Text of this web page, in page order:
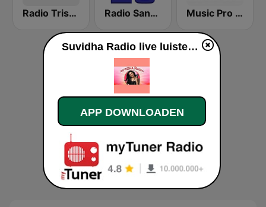
Radio Trishul Radio Sangeetmala Music Pro 4u Radio
Suvidha Radio live luisteren
APP DOWNLOADEN